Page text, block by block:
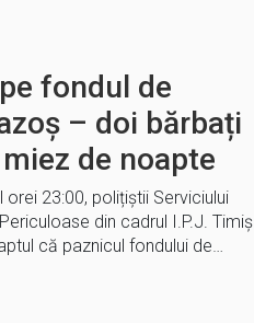
fondul de
– doi bărbați
de noapte
orei 23:00, polițiștii Serviciului
din cadrul I.P.J. Timiș
că paznicul fondului de…